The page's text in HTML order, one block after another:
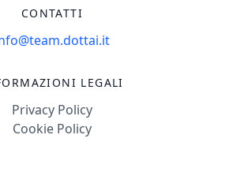
CONTATTI
LEGALI
Privacy Policy
Cookie Policy